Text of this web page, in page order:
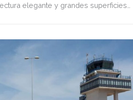
elegante y grandes superficies